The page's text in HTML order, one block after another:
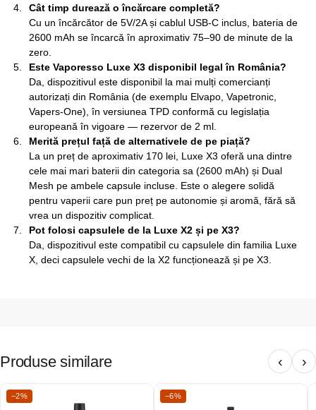
Cât timp durează o încărcare completă?
Cu un încărcător de 5V/2A și cablul USB-C inclus, bateria de
2600 mAh se încarcă în aproximativ 75–90 de minute de la
zero.
Este Vaporesso Luxe X3 disponibil legal în România?
Da, dispozitivul este disponibil la mai mulți comercianți
autorizați din România (de exemplu Elvapo, Vapetronic,
Vapers-One), în versiunea TPD conformă cu legislația
europeană în vigoare — rezervor de 2 ml.
Merită prețul față de alternativele de pe piață?
La un preț de aproximativ 170 lei, Luxe X3 oferă una dintre
cele mai mari baterii din categoria sa (2600 mAh) și Dual
Mesh pe ambele capsule incluse. Este o alegere solidă
pentru vaperii care pun preț pe autonomie și aromă, fără să
vrea un dispozitiv complicat.
Pot folosi capsulele de la Luxe X2 și pe X3?
Da, dispozitivul este compatibil cu capsulele din familia Luxe
X, deci capsulele vechi de la X2 funcționează și pe X3.
Produse similare ‹ ›
−2% −6%